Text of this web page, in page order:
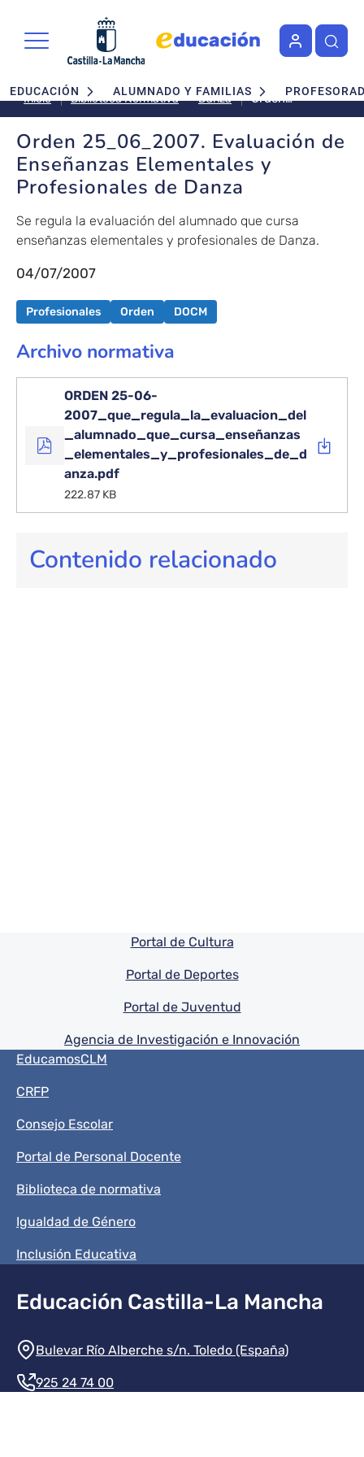
Navegación principal
EDUCACIÓN ALUMNADO Y FAMILIAS
Inicio Biblioteca Normativa Danza
Orden
25_06_2007.
Evaluación de
Enseñanzas
Elementales y
Orden 25_06_2007. Evaluación de
Enseñanzas Elementales y
Profesionales de Danza
Se regula la evaluación del alumnado que cursa
enseñanzas elementales y profesionales de Danza.
04/07/2007
Profesionales Orden DOCM
Archivo normativa
ORDEN 25-06-
2007_que_regula_la_evaluacion_del
_alumnado_que_cursa_enseñanzas
_elementales_y_profesionales_de_d
anza.pdf
222.87 KB
Contenido relacionado
Pie de pagina información
Portal de Cultura
Portal de Deportes
Portal de Juventud
Agencia de Investigación e Innovación
Menú del pie
EducamosCLM
CRFP
Consejo Escolar
Portal de Personal Docente
Biblioteca de normativa
Igualdad de Género
Inclusión Educativa
Educación Castilla-La Mancha
Información de la institución
Bulevar Río Alberche s/n. Toledo (España)
925 24 74 00